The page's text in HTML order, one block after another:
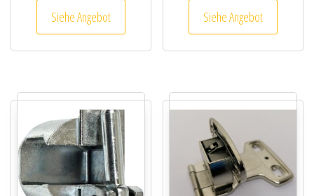
Siehe Angebot Siehe Angebot